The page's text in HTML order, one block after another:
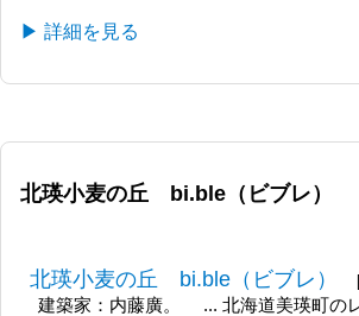
▶ 詳細を見る
北瑛小麦の丘 bi.ble（ビブレ）
北瑛小麦の丘 bi.ble（ビブレ）
建築家：内藤廣。 ... 北海道美瑛町の